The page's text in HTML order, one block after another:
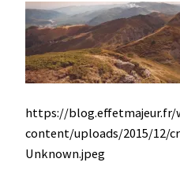
https://blog.effetmajeur.fr/
content/uploads/2015/12/
Unknown.jpeg